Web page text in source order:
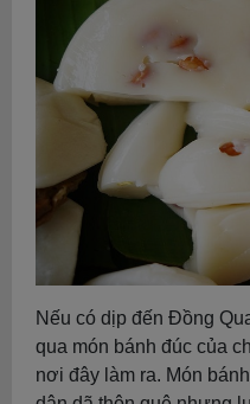
Nếu có dịp đến Đồng
qua món bánh đúc của
nơi đây làm ra. Món